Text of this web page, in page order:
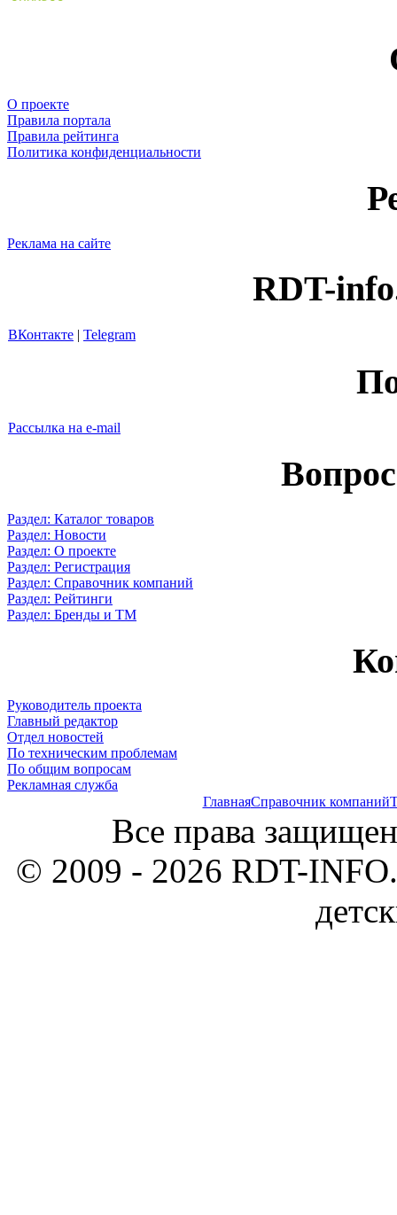
О проекте
Правила портала
Правила рейтинга
Политика конфиденциальности
Реклама на сайте
RDT-
ВКонтакте | Telegram
Рассылка на e-mail
Раздел: Каталог товаров
Раздел: Новости
Раздел: О проекте
Раздел: Регистрация
Раздел: Справочник компаний
Раздел: Рейтинги
Раздел: Бренды и ТМ
Руководитель проекта
Главный редактор
Отдел новостей
По техническим проблемам
По общим вопросам
Рекламная служба
ГлавнаяСправочник компаний
Все права
© 2009 - 2026 RDT-